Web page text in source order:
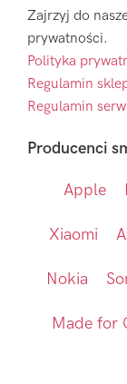
Zajrzyj do
prywatności.
Polityka
Regulamin
Regulamin
Producenci
Apple
Xiaomi
Nokia
Made for